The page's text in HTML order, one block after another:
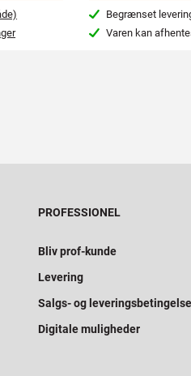
Begrænset
Varen kan
PROFESSIONEL
Bliv prof-kunde
Levering
Salgs- og
Digitale muligheder